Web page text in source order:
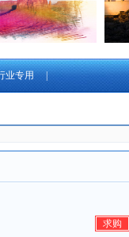
业专用
求购